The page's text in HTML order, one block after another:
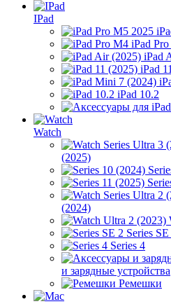
IPad
iPad
iPad
iPad
iPad 10.2
Watch
(2025)
(2024)
Series SE
Series 4
и зарядные устройства
Ремешки